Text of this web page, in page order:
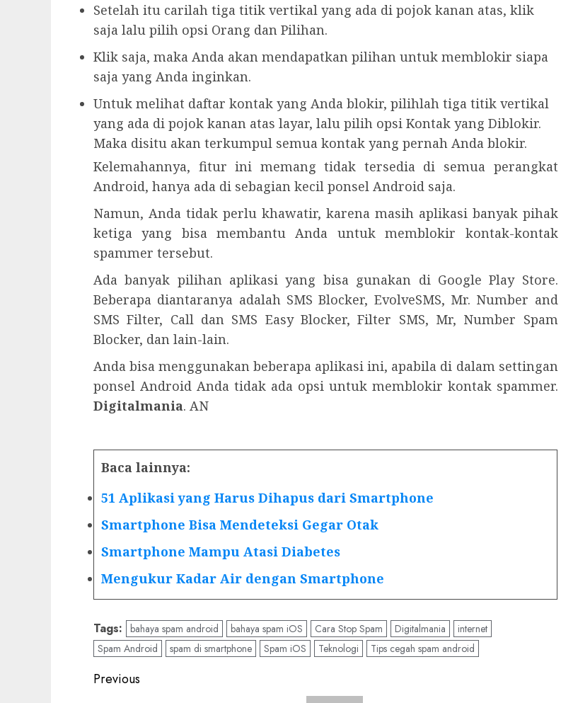
Setelah itu carilah tiga titik vertikal yang ada di pojok kanan atas, klik
saja lalu pilih opsi Orang dan Pilihan.
Klik saja, maka Anda akan mendapatkan pilihan untuk memblokir siapa
saja yang Anda inginkan.
Untuk melihat daftar kontak yang Anda blokir, pilihlah tiga titik vertikal
yang ada di pojok kanan atas layar, lalu pilih opsi Kontak yang Diblokir.
Maka disitu akan terkumpul semua kontak yang pernah Anda blokir.
Kelemahannya, fitur ini memang tidak tersedia di semua perangkat
Android, hanya ada di sebagian kecil ponsel Android saja.
Namun, Anda tidak perlu khawatir, karena masih aplikasi banyak pihak
ketiga yang bisa membantu Anda untuk memblokir kontak-kontak
spammer tersebut.
Ada banyak pilihan aplikasi yang bisa gunakan di Google Play Store.
Beberapa diantaranya adalah SMS Blocker, EvolveSMS, Mr. Number and
SMS Filter, Call dan SMS Easy Blocker, Filter SMS, Mr, Number Spam
Blocker, dan lain-lain.
Anda bisa menggunakan beberapa aplikasi ini, apabila di dalam settingan
ponsel Android Anda tidak ada opsi untuk memblokir kontak spammer.
Digitalmania. AN
Baca lainnya:
51 Aplikasi yang Harus Dihapus dari Smartphone
Smartphone Bisa Mendeteksi Gegar Otak
Smartphone Mampu Atasi Diabetes
Mengukur Kadar Air dengan Smartphone
Tags: bahaya spam android bahaya spam iOS Cara Stop Spam Digitalmania
internet
Spam Android
spam di smartphone Spam iOS Teknologi Tips cegah spam android
Post
Previous